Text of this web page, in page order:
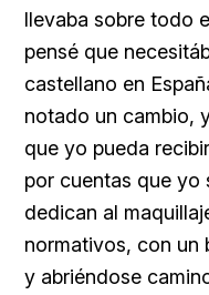
llevaba sobre todo
pensé que
castellano en
notado un cambio,
que yo pueda
por cuentas que yo
dedican al
normativos, con un
y abriéndose